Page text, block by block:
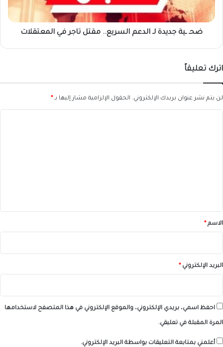
في
المعتقلات
ضحـ ـية جديدة لـ الدعم السريع.. مقتل تاجر في المعتقلات
اترك تعليقاً
لن يتم نشر عنوان بريدك الإلكتروني. الحقول الإلزامية مشار إليها بـ*
*الاسم*
البريد الإلكتروني*
احفظ اسمي، بريدي الإلكتروني، والموقع الإلكتروني في هذا المتصفح لاستخدامها
المرة المقبلة في تعليقي.
أعلمني بمتابعة التعليقات بواسطة البريد الإلكتروني.